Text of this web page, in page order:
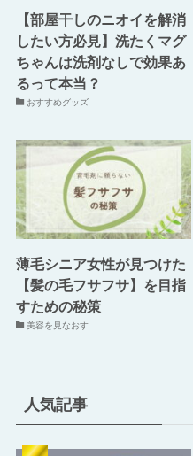
【部屋干しのニオイを解消
したい方必見】洗たくマグ
ちゃんは洗剤なしで効果あ
るって本当？
おすすめグッズ
薄毛シニア女性が見つけた
【髪の毛フサフサ】を目指
すための秘策
美容を見なおす
人気記事